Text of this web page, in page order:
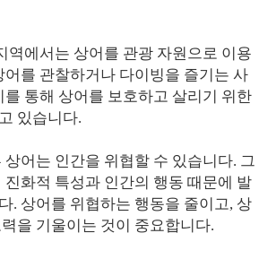
역에서는 상어를 관광 자원으로 이용
어를 관찰하거나 다이빙을 즐기는 사
를 통해 상어를 보호하고 살리기 위한
있습니다.
상어는 인간을 위협할 수 있습니다. 그
진화적 특성과 인간의 행동 때문에 발
. 상어를 위협하는 행동을 줄이고, 상
을 기울이는 것이 중요합니다.